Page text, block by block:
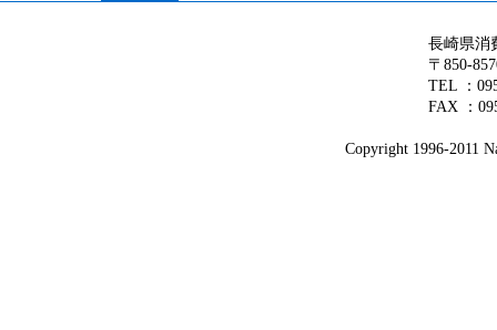
長崎県消
〒850-
TEL ：
FAX ：
Copyright 1996-2011